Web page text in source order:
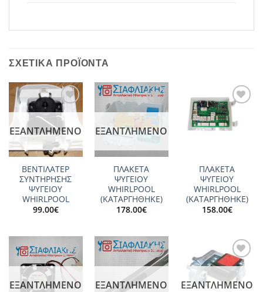
ΣΧΕΤΙΚΆ ΠΡΟΪΌΝΤΑ
Add to
wishlist
ΕΞΑΝΤΛΗΜΈΝΟ
ΒΕΝΤΙΛΑΤΕΡ
ΣΥΝΤΗΡΗΣΗΣ
ΨΥΓΕΙΟY
WHIRLPOOL
99.00€
Add to
wishlist
ΕΞΑΝΤΛΗΜΈΝΟ
ΠΛΑΚΕΤΑ
ΨΥΓΕΙΟΥ
WHIRLPOOL
(ΚΑΤΑΡΓΗΘΗΚΕ)
178.00€
Add to
wishlist
ΠΛΑΚΕΤΑ
ΨΥΓΕΙΟΥ
WHIRLPOOL
(ΚΑΤΑΡΓΗΘΗΚΕ)
158.00€
Add to
wishlist
ΕΞΑΝΤΛΗΜΈΝΟ
Add to
wishlist
ΕΞΑΝΤΛΗΜΈΝΟ
Add to
wishlist
ΕΞΑΝΤΛΗΜΈΝΟ